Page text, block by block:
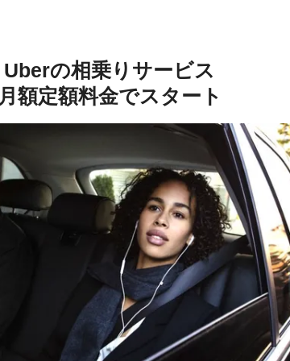
Uberの相乗りサービス
月額定額料金でスタート